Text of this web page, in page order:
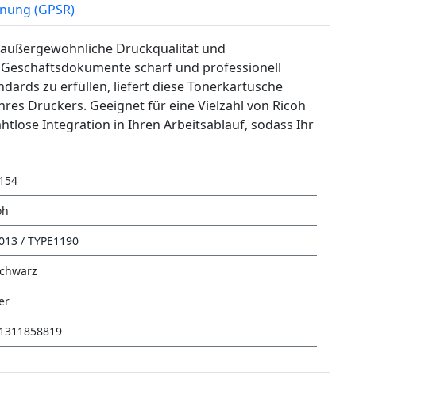
(GPSR)
außergewöhnliche Druckqualität und
scharf und professionell
zu erfüllen, liefert diese Tonerkartusche
Druckers. Geeignet für eine Vielzahl von Ricoh
Integration in Ihren Arbeitsablauf, sodass Ihr
/ TYPE1190